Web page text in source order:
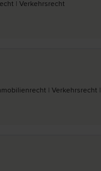
| Verkehrs­recht
| Verkehrs­recht |